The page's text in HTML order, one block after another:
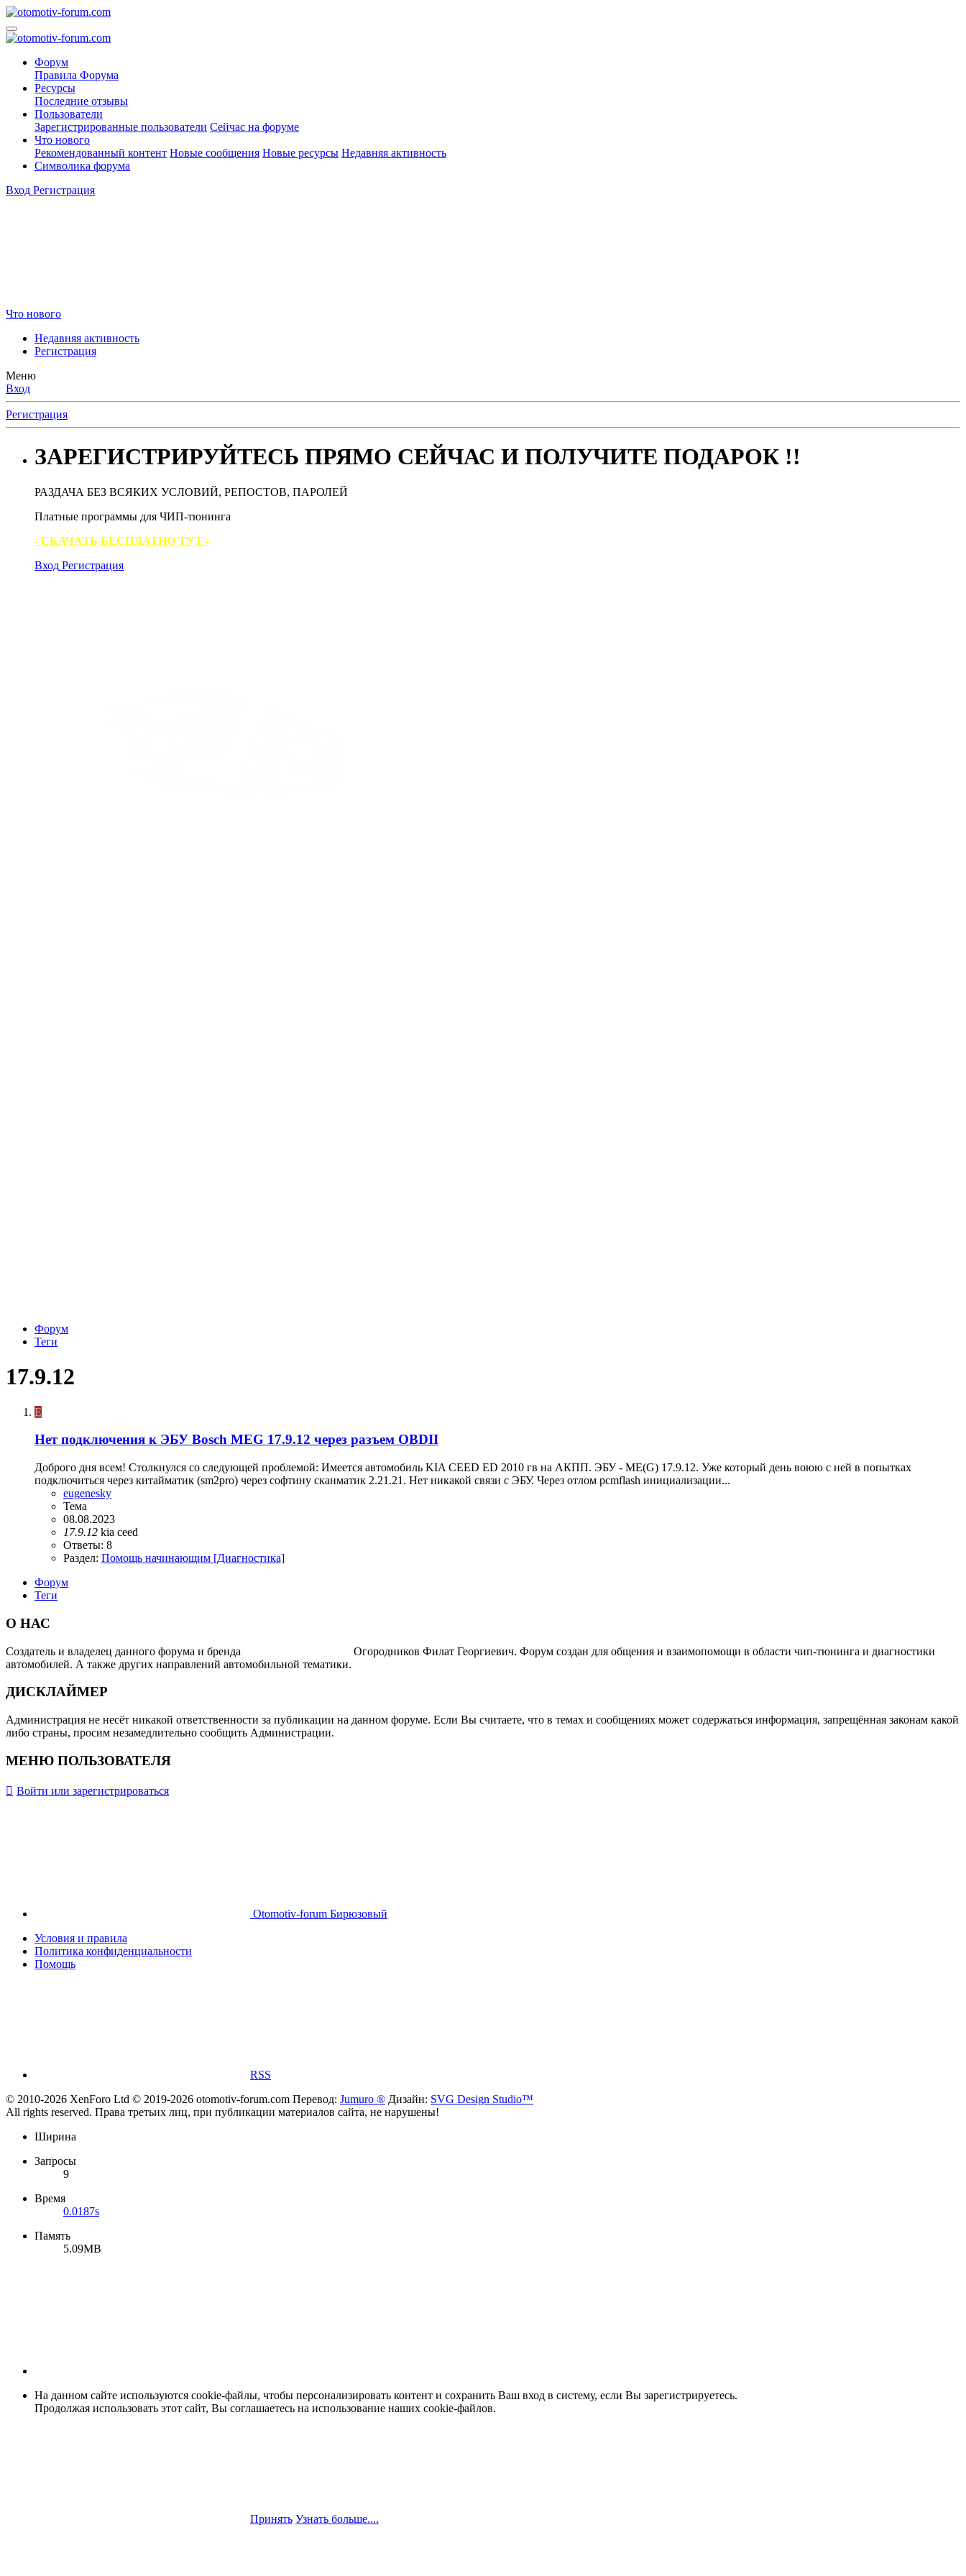
Форум
Правила Форума
Ресурсы
Последние отзывы
Пользователи
Зарегистрированные пользователи Сейчас на форуме
Что нового
Рекомендованный контент Новые сообщения Новые ресурсы Недавняя активность
Символика форума
Вход Регистрация
Что нового
Недавняя активность
Регистрация
Меню
Вход
Регистрация
ЗАРЕГИСТРИРУЙТЕСЬ ПРЯМО СЕЙЧАС И ПОЛУЧИТЕ ПОДАРОК !!
РАЗДАЧА БЕЗ ВСЯКИХ УСЛОВИЙ, РЕПОСТОВ, ПАРОЛЕЙ
Платные программы для ЧИП-тюнинга
- СКАЧАТЬ БЕСПЛАТНО ТУТ -
Вход Регистрация
Форум
Теги
17.9.12
E
Нет подключения к ЭБУ Bosch MEG 17.9.12 через разъем OBDII
Доброго дня всем! Столкнулся со следующей проблемой: Имеется автомобиль KIA CEED ED 2010 гв на АКПП. ЭБУ - ME(G) 17.9.12. Уже который день воюю с ней в попытках
подключиться через китайматик (sm2pro) через софтину сканматик 2.21.21. Нет никакой связи с ЭБУ. Через отлом pcmflash инициализации...
eugenesky
Тема
08.08.2023
17.9.12 kia ceed
Ответы: 8
Раздел: Помощь начинающим [Диагностика]
Форум
Теги
О НАС
Создатель и владелец данного форума и бренда
Огородников Филат Георгиевич. Форум создан для общения и взаимопомощи в области чип-тюнинга и диагностики
автомобилей. А также других направлений автомобильной тематики.
ДИСКЛАЙМЕР
Администрация не несёт никакой ответственности за публикации на данном форуме. Если Вы считаете, что в темах и сообщениях может содержаться информация, запрещённая законам какой
либо страны, просим незамедлительно сообщить Администрации.
МЕНЮ ПОЛЬЗОВАТЕЛЯ
Войти или зарегистрироваться
Otomotiv-forum Бирюзовый
Условия и правила
Политика конфиденциальности
Помощь
RSS
© 2010-2026 XenForo Ltd © 2019-2026 otomotiv-forum.com Перевод: Jumuro ® Дизайн: SVG Design Studio™
All rights reserved. Права третьих лиц, при публикации материалов сайта, не нарушены!
Ширина
Запросы
9
Время
0.0187s
Память
5.09MB
На данном сайте используются cookie-файлы, чтобы персонализировать контент и сохранить Ваш вход в систему, если Вы зарегистрируетесь.
Продолжая использовать этот сайт, Вы соглашаетесь на использование наших cookie-файлов.
Принять Узнать больше....